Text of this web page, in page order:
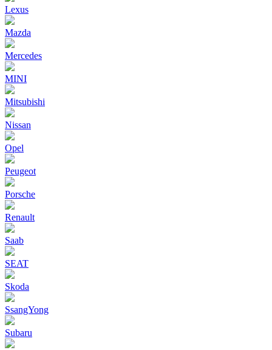
Lexus
Mazda
Mercedes
MINI
Mitsubishi
Nissan
Opel
Peugeot
Porsche
Renault
Saab
SEAT
Skoda
SsangYong
Subaru